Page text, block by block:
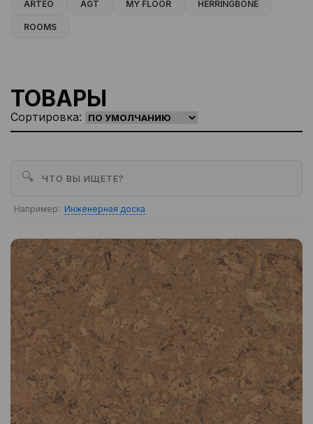
ARTEO AGT MY FLOOR HERRINGBONE
ROOMS
ТОВАРЫ
Сортировка:
🔍
Например: Инженерная доска